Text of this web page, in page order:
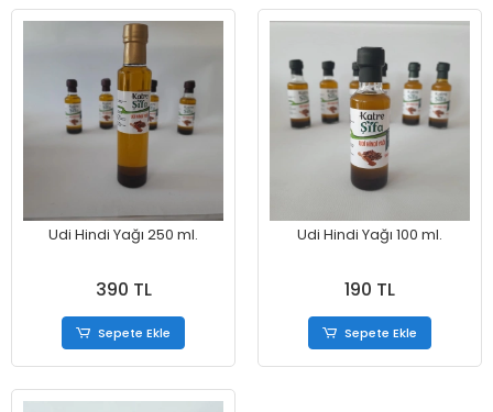
Udi Hindi Yağı 250 ml.
390 TL
Sepete Ekle
Udi Hindi Yağı 100 ml.
190 TL
Sepete Ekle